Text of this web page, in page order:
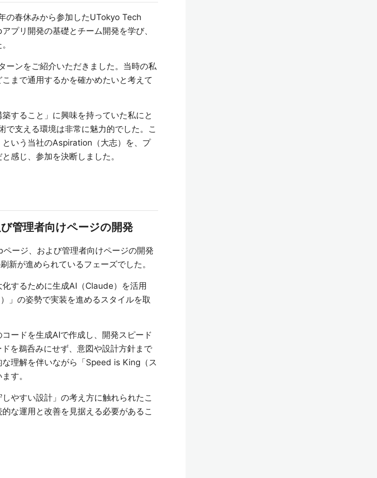
の春休みから参加したUTokyo Tech
プリ開発の基礎とチーム開発を学び、
ーンをご紹介いただきました。当時の私
まで通用するかを確かめたいと考えて
すること」に興味を持っていた私にと
で支える環境は非常に魅力的でした。こ
いう当社のAspiration（大志）を、プ
感じ、参加を決断しました。
管理者向けページの開発
ージ、および管理者向けページの開発
新が進められているフェーズでした。
するために生成AI（Claude）を活用
」の姿勢で実装を進めるスタイルを取
ードを生成AIで作成し、開発スピード
を鵜呑みにせず、意図や設計方針まで
理解を伴いながら「Speed is King（ス
す。
やすい設計」の考え方に触れられたこ
な運用と改善を見据える必要があるこ